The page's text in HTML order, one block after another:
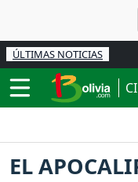
ÚLTIMAS NOTICIAS
EL